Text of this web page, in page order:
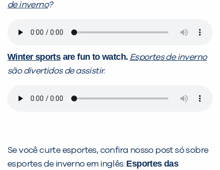
de inverno?
Winter sportsare fun to watch. Esportes de inverno
são divertidos de assistir.
Se você curte esportes, confira nosso post só sobre
esportes de inverno em inglês: Esportes das